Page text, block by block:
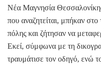
Νέα Μαγνησία
που αναζητείται, μπήκαν
πόλης και ζήτησαν να
Εκεί, σύμφωνα με τη
τραυμάτισε τον οδηγό, ενώ